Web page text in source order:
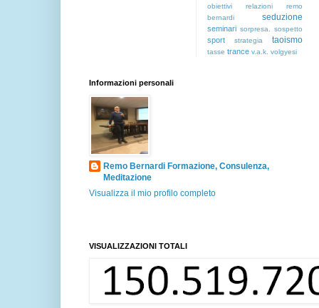
obiettivi relazioni
remo
bernardi
seduzione
seminari sorpresa. sospetto
sport strategia taoismo
tasse trance v.a.k. volgyesi
Informazioni personali
Remo Bernardi Formazione, Consulenza,
Meditazione
Visualizza il mio profilo completo
VISUALIZZAZIONI TOTALI